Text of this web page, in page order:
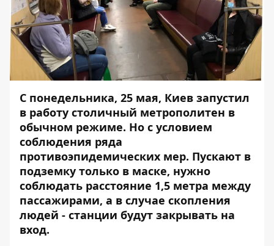
С понедельника, 25 мая, Киев запустил
в работу столичный метрополитен в
обычном режиме. Но с условием
соблюдения ряда
противоэпидемических мер. Пускают в
подземку только в маске, нужно
соблюдать расстояние 1,5 метра между
пассажирами, а в случае скопления
людей - станции будут закрывать на
вход.